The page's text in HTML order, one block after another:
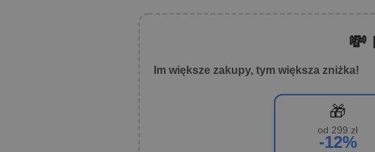
💸
Im większe zakupy, tym większa zniżka!
🎁
od 299 zł
-12%